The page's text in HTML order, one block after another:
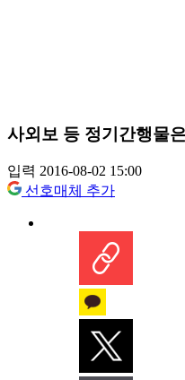
사외보 등 정기간행물
입력 2016-08-02 15:00
선호매체 추가